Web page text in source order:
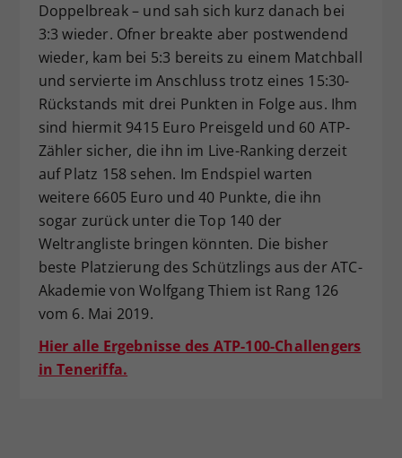
Doppelbreak – und sah sich kurz danach bei
3:3 wieder. Ofner breakte aber postwendend
wieder, kam bei 5:3 bereits zu einem Matchball
und servierte im Anschluss trotz eines 15:30-
Rückstands mit drei Punkten in Folge aus. Ihm
sind hiermit 9415 Euro Preisgeld und 60 ATP-
Zähler sicher, die ihn im Live-Ranking derzeit
auf Platz 158 sehen. Im Endspiel warten
weitere 6605 Euro und 40 Punkte, die ihn
sogar zurück unter die Top 140 der
Weltrangliste bringen könnten. Die bisher
beste Platzierung des Schützlings aus der ATC-
Akademie von Wolfgang Thiem ist Rang 126
vom 6. Mai 2019.
Hier alle Ergebnisse des ATP-100-Challengers
in Teneriffa.